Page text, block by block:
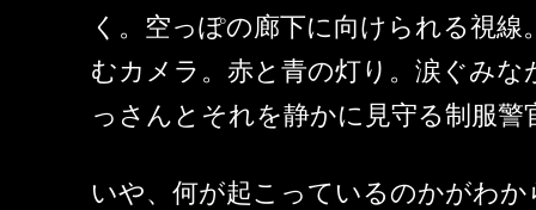
く。空っぽの廊下に向けられる視
むカメラ。赤と青の灯り。涙ぐみ
っさんとそれを静かに見守る制服警
いや、何が起こっているのかがわ